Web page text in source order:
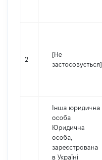
2
[Не
застосовується]
Інша юридична
особа
Юридична
особа,
зареєстрована
в Україні